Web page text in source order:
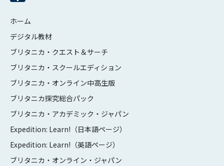
ホーム
デジタル教材
ブリタニカ・クエスト＆サーチ
ブリタニカ・スクールエディション
ブリタニカ・オンライン中高生版
ブリタニカ探究総合パック
ブリタニカ・アカデミック・ジャパン
Expedition: Learn!（日本語ページ）
Expedition: Learn!（英語ページ）
ブリタニカ・オンライン・ジャパン